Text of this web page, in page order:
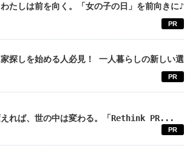
たしは前を向く。「女の子の日」を前向きに♪
PR
家探しを始める人必見！ 一人暮らしの新しい選
PR
えれば、世の中は変わる。「Rethink PR...
PR